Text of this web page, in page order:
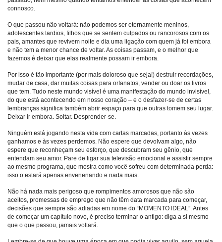
connosco.
O que passou não voltará: não podemos ser eternamente meninos,
adolescentes tardios, filhos que se sentem culpados ou rancorosos com os
pais, amantes que revivem noite e dia uma ligação com quem já foi embora
e não tem a menor chance de voltar. As coisas passam, e o melhor que
fazemos é deixar que elas realmente possam ir embora.
Por isso é tão importante (por mais doloroso que seja!) destruir recordações,
mudar de casa, dar muitas coisas para orfanatos, vender ou doar os livros
que tem. Tudo neste mundo visível é uma manifestação do mundo invisível,
do que está acontecendo em nosso coração – e o desfazer-se de certas
lembranças significa também abrir espaço para que outras tomem seu lugar.
Deixar ir embora. Soltar. Desprender-se.
Ninguém está jogando nesta vida com cartas marcadas, portanto às vezes
ganhamos e às vezes perdemos. Não espere que devolvam algo, não
espere que reconheçam seu esforço, que descubram seu gênio, que
entendam seu amor. Pare de ligar sua televisão emocional e assistir sempre
ao mesmo programa, que mostra como você sofreu com determinada perda:
isso o estará apenas envenenando e nada mais.
Não há nada mais perigoso que rompimentos amorosos que não são
aceitos, promessas de emprego que não têm data marcada para começar,
decisões que sempre são adiadas em nome do “MOMENTO IDEAL”. Antes
de começar um capítulo novo, é preciso terminar o antigo: diga a si mesmo
que o que passou, jamais voltará.